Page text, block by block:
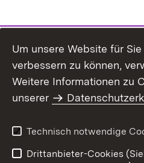
Themenübersicht
Um unsere Website für
verbessern zu können,
Weitere Informationen zu
unserer
Technisch notwendige
Drittanbieter-Cookies